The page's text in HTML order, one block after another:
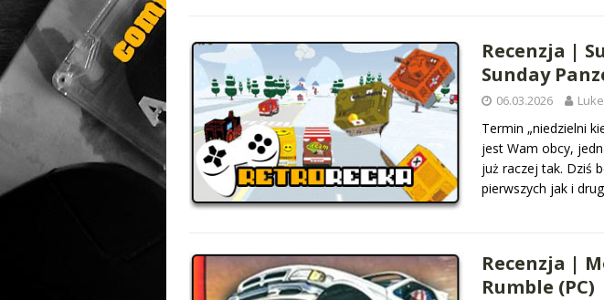
Recenzja |
Sunday
06.03.2026
Termin „niedzielni
jest Wam obcy,
już raczej tak. Dziś
pierwszych jak i
Recenzja |
Rumble (PC)